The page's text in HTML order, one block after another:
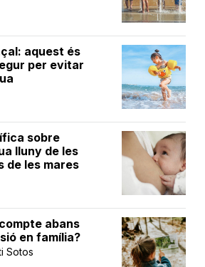
aquest és
per evitar
sobre
lluny de les
de les mares
abans
en família?
Sotos